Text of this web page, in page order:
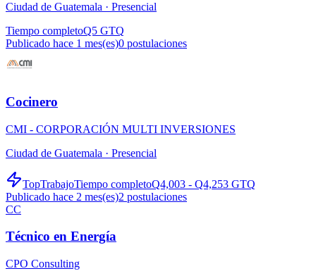
Ciudad de Guatemala · Presencial
Tiempo completoQ5 GTQ
Publicado hace 1 mes(es)0 postulaciones
Cocinero
CMI - CORPORACIÓN MULTI INVERSIONES
Ciudad de Guatemala · Presencial
TopTrabajoTiempo completoQ4,003 - Q4,253 GTQ
Publicado hace 2 mes(es)2 postulaciones
CC
Técnico en Energía
CPO Consulting